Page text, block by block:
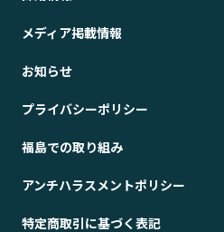
メディア掲載情報
お知らせ
プライバシーポリシー
福島での取り組み
アンチハラスメントポリシー
特定商取引に基づく表記